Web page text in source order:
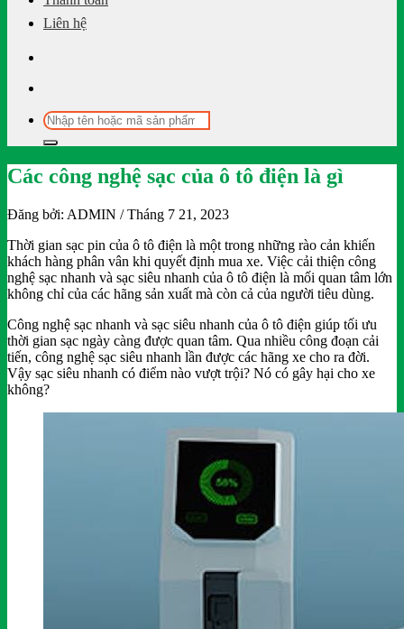
Liên hệ
Tìm
kiếm:
Các công nghệ sạc của ô tô điện là gì
Đăng bởi: ADMIN / Tháng 7 21, 2023
Thời gian sạc pin của ô tô điện là một trong những rào cản khiến
khách hàng phân vân khi quyết định mua xe. Việc cải thiện công
nghệ sạc nhanh và sạc siêu nhanh của ô tô điện là mối quan tâm lớn
không chỉ của các hãng sản xuất mà còn cả của người tiêu dùng.
Công nghệ sạc nhanh và sạc siêu nhanh của ô tô điện giúp tối ưu
thời gian sạc ngày càng được quan tâm. Qua nhiều công đoạn cải
tiến, công nghệ sạc siêu nhanh lần được các hãng xe cho ra đời.
Vậy sạc siêu nhanh có điểm nào vượt trội? Nó có gây hại cho xe
không?